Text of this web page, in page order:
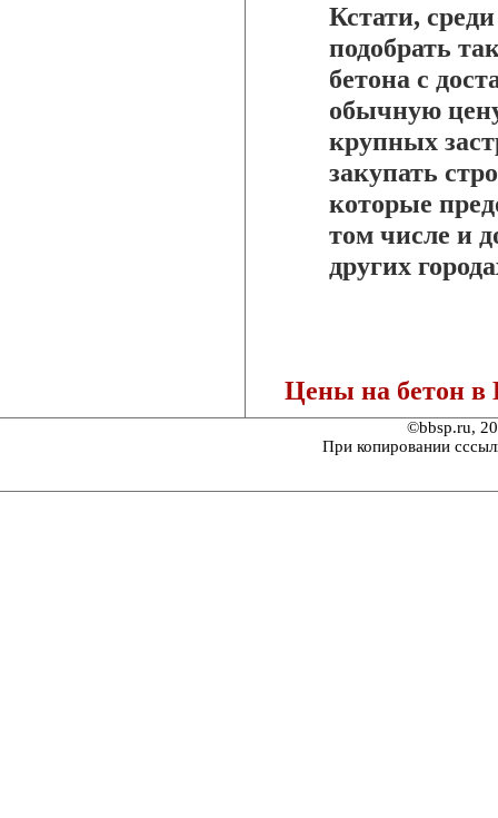
Кстати,
подобрать
бетона с
обычную
крупных
закупать
которые
том числе и
других
Цены на бетон в
©bbsp.ru,
При копировании